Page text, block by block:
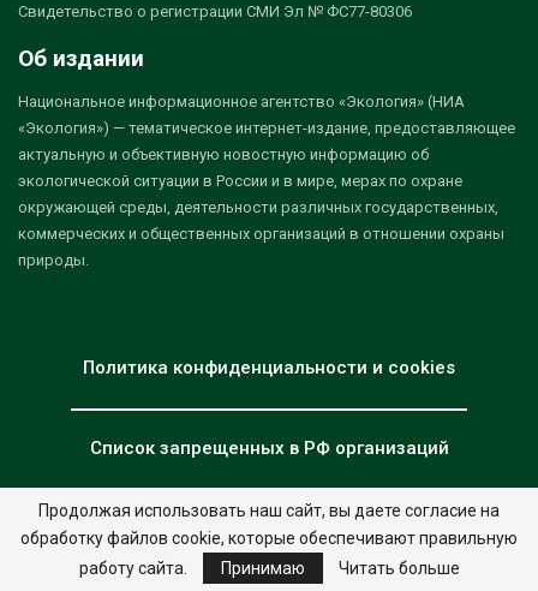
Свидетельство о регистрации СМИ Эл № ФС77-80306
Об издании
Национальное информационное агентство «Экология» (НИА
«Экология») — тематическое интернет-издание, предоставляющее
актуальную и объективную новостную информацию об
экологической ситуации в России и в мире, мерах по охране
окружающей среды, деятельности различных государственных,
коммерческих и общественных организаций в отношении охраны
природы.
Политика конфиденциальности и cookies
Список запрещенных в РФ организаций
© 2026 - НИА "Экология". Все права защищены. Дизайн:nia.eco
Продолжая использовать наш сайт, вы даете согласие на
обработку файлов cookie, которые обеспечивают правильную
работу сайта.
Принимаю Читать больше